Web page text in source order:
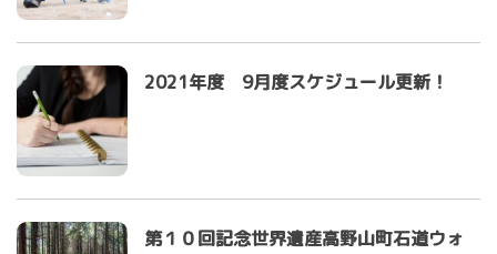
2021年度 9月度スケジュール更新！
第１０回記念世界遺産高野山町石道ウォ